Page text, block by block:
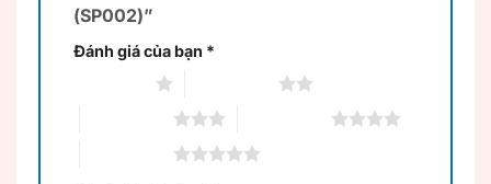
(SP002)”
Đánh giá của bạn *